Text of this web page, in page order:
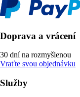
Doprava a vrácení
30 dní na rozmyšlenou
Vraťte svou objednávku
Služby